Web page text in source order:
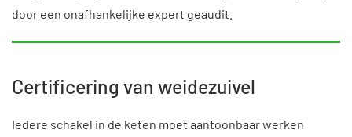
door een onafhankelijke expert geaudit.
Certificering van weidezuivel
Iedere schakel in de keten moet aantoonbaar werken